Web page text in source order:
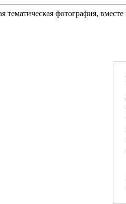
тематическая фотография,